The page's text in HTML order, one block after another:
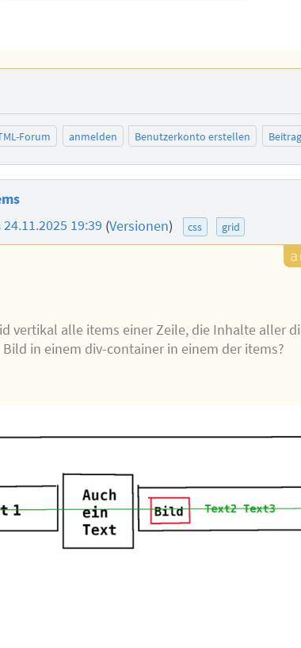
Forum anmelden Benutzerkonto erstellen
24.11.2025 19:39 (Versionen) css grid
vertikal alle items einer Zeile, die Inhalte aller
in einem div-container in einem der items?